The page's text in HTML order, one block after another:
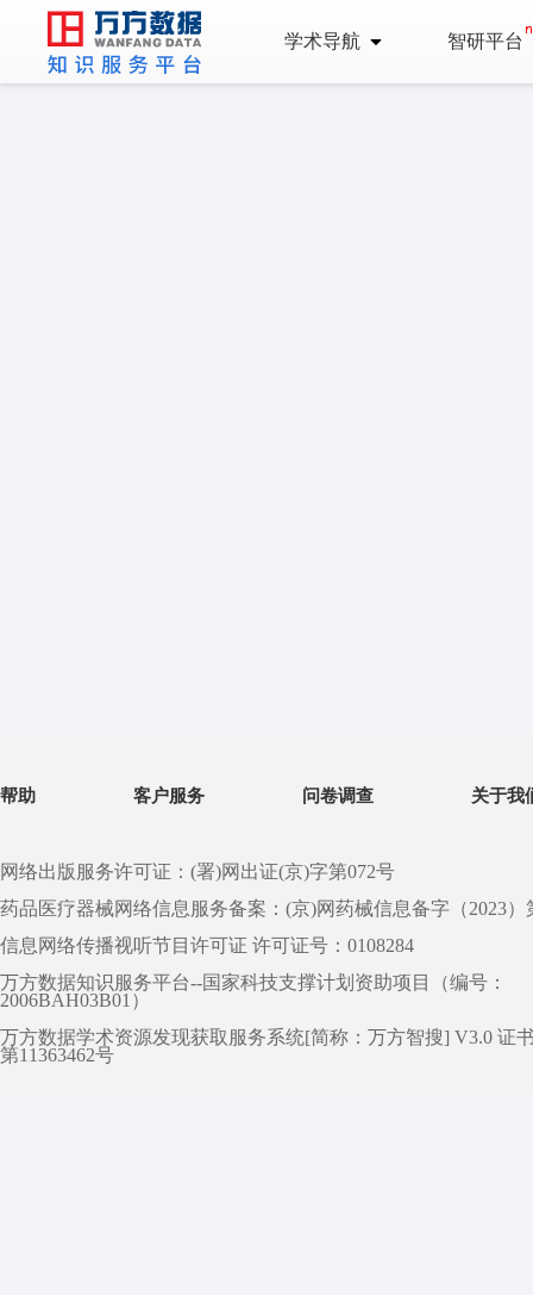
学术导航 智研平台
帮助 客户服务 问卷调查 关于我
网络出版服务许可证：(署)网出证(京)字第072号
药品医疗器械网络信息服务备案：(京)网药械信息备字（2023）
信息网络传播视听节目许可证 许可证号：0108284
万方数据知识服务平台--国家科技支撑计划资助项目（编号：
2006BAH03B01）
万方数据学术资源发现获取服务系统[简称：万方智搜] V3.0 证
第11363462号